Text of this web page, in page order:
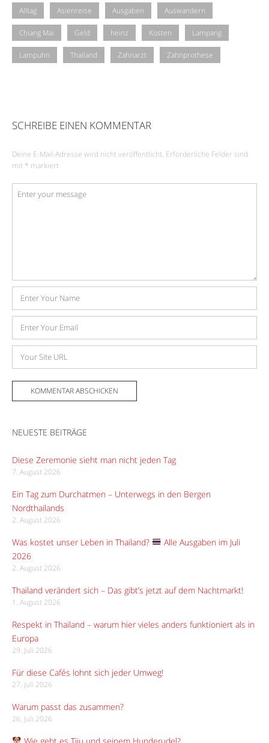
Alltag Asienreise Ausgaben Auswandern
Chiang Mai Geld heinz Kosten Lampang
Lampuhn Thailand Zahnarzt Zahnprothese
SCHREIBE EINEN KOMMENTAR
Deine E-Mail-Adresse wird nicht veröffentlicht. Erforderliche Felder sind
mit * markiert
Kommentar
Name
Mail-
Adresse
Website
NEUESTE BEITRÄGE
Diese Zeremonie sieht man nicht jeden Tag
7. August 2026
Ein Tag zum Durchatmen – Unterwegs in den Bergen
Nordthailands
2. August 2026
Was kostet unser Leben in Thailand?
Alle Ausgaben im Juli
2026
2. August 2026
Thailand verändert sich – Das gibt’s jetzt auf dem Nachtmarkt!
1. August 2026
Respekt in Thailand – warum hier vieles anders funktioniert als in
Europa
29. Juli 2026
Für diese Cafés lohnt sich jeder Umweg!
27. Juli 2026
Warum passt das zusammen?
26. Juli 2026
Wie geht es Tiju und seinem Hunderudel?